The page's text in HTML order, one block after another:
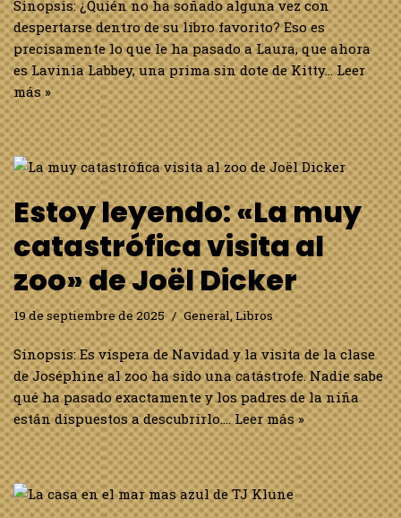
Sinopsis: ¿Quién no ha soñado alguna vez con
despertarse dentro de su libro favorito? Eso es
precisamente lo que le ha pasado a Laura, que ahora
es Lavinia Labbey, una prima sin dote de Kitty…Leer
más »
Estoy leyendo: «La muy
catastrófica visita al
zoo» de Joël Dicker
19 de septiembre de 2025 General,Libros
Sinopsis: Es víspera de Navidad y la visita de la clase
de Joséphine al zoo ha sido una catástrofe. Nadie sabe
qué ha pasado exactamente y los padres de la niña
están dispuestos a descubrirlo.…Leer más »